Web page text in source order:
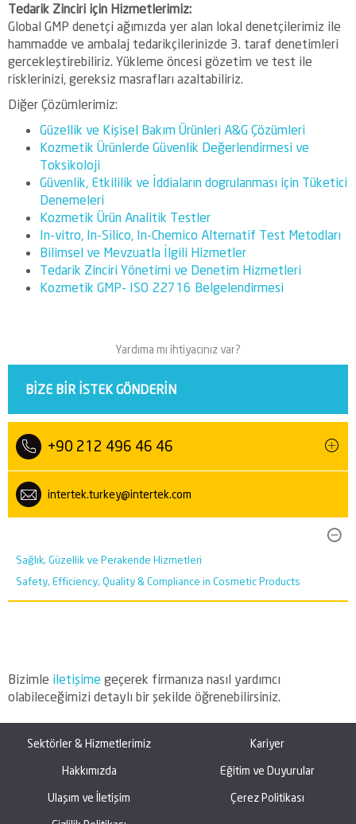
Tedarik Zinciri için Hizmetlerimiz:
Global GMP denetçi ağımızda yer alan lokal denetçilerimiz ile
hammadde ve ambalaj tedarikçilerinizde 3. taraf denetimleri
gercekleştirebiliriz. Yükleme öncesi gözetim ve test ile
risklerinizi, gereksiz masrafları azaltabiliriz.
Diğer Çözümlerimiz:
Güzellik ve Kişisel Bakım Ürünleri A&G Çözümleri
Kozmetik Ürünlerde Güvenlik Değerlendirmesi ve
Toksikoloji
Güvenlik, Etkililik ve İddiaların dogrulanması için Tüketici
Denemeleri
Kozmetik Ürün Analitik Testler
In-vitro, In-Silico, In-Chemico Alternatif Test Metodları
Bilimsel ve Mevzuatla İlgili Hizmetler
Tedarik Zinciri Yönetimi ve Denetim Hizmetleri
Kozmetik GMP- ISO 22716 Belgelendirmesi
Yardıma mı ihtiyacınız var?
BIZE BIR ISTEK GÖNDERIN
+90 212 496 46 46
intertek.turkey@intertek.com
Sağlık, Güzellik ve Perakende Hizmetleri
Safety, Efficiency, Quality & Compliance in Cosmetic Products
Bizimle iletişime geçerek firmanıza nasıl yardımcı
olabileceğimizi detaylı bir şekilde öğrenebilirsiniz.
Sektörler & Hizmetlerimiz
Hakkımızda
Kariyer
Eğitim ve Duyurular
Ulaşım ve İletişim
Çerez Politikası